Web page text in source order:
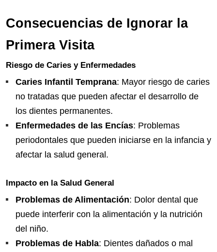
Consecuencias de Ignorar la
Primera Visita
Riesgo de Caries y Enfermedades
Caries Infantil Temprana: Mayor riesgo de caries
no tratadas que pueden afectar el desarrollo de
los dientes permanentes.
Enfermedades de las Encías: Problemas
periodontales que pueden iniciarse en la infancia y
afectar la salud general.
Impacto en la Salud General
Problemas de Alimentación: Dolor dental que
puede interferir con la alimentación y la nutrición
del niño.
Problemas de Habla: Dientes dañados o mal